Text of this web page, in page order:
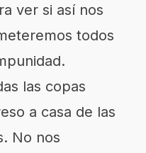
ver si así nos
todos
las copas
a casa de las
No nos